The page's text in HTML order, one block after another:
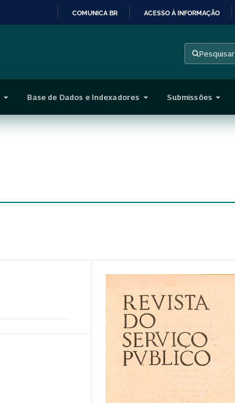
CONTEÚDO
COMUNICA BR ACESSO À INFORMAÇÃO
Pesquisar
Base de Dados e Indexadores Submissões